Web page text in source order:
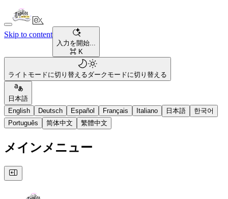
Skip to content
入力を開始...
⌘ K
ライトモードに切り替えるダークモードに切り替える
日本語
English
Deutsch Español Français Italiano 日本語
한국어
Português
简体中文 繁體中文
メインメニュー